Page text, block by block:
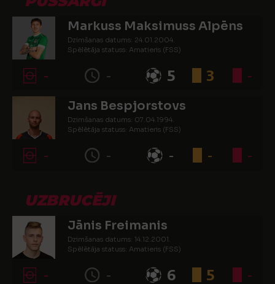
Markuss Maksimuss Alpēns
Dzimšanas datums: 24.01.2004.
Spēlētāja statuss: Amatieris (FSS)
- - 5 3 -
Jans Bespjorstovs
Dzimšanas datums: 07.04.1994.
Spēlētāja statuss: Amatieris (FSS)
- - - - -
UZBRUCĒJI
Jānis Freimanis
Dzimšanas datums: 14.12.2001.
Spēlētāja statuss: Amatieris (FSS)
- - 6 5 -